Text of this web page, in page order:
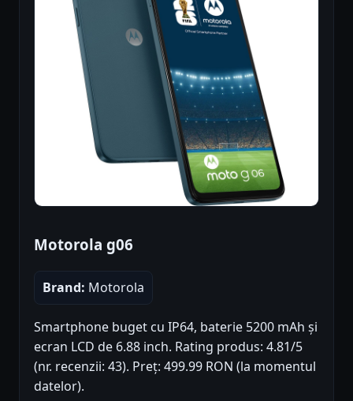
Motorola g06
Brand: Motorola
Smartphone buget cu IP64, baterie 5200 mAh și
ecran LCD de 6.88 inch. Rating produs: 4.81/5
(nr. recenzii: 43). Preț: 499.99 RON (la momentul
datelor).